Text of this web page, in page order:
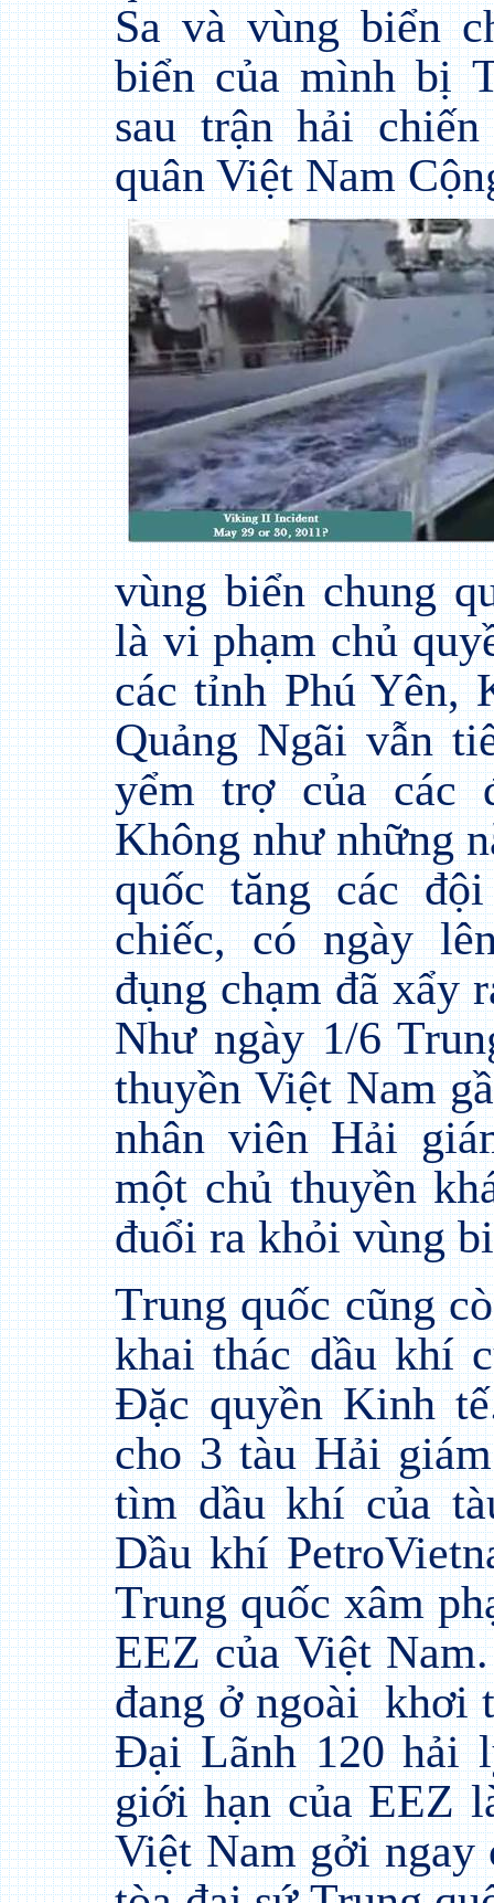
Sa và vùng biển
biển của mình bị
sau trận hải
quân Việt Nam
vùng biển chung
là vi phạm chủ
các tỉnh Phú Yên,
Quảng Ngãi vẫn
yểm trợ của các
Không như những
quốc tăng các
chiếc, có ngày
đụng chạm đã xẩy
Như ngày 1/6
thuyền Việt Nam
nhân viên Hải
một chủ thuyền
đuổi ra khỏi vùng
Trung quốc cũng
khai thác dầu khí
Đặc quyền Kinh
cho 3 tàu Hải
tìm dầu khí của
Dầu khí
Trung quốc xâm
EEZ của Việt
đang ở ngoài khơi
Đại Lãnh 120 hải
giới hạn của EEZ
Việt Nam gởi ngay